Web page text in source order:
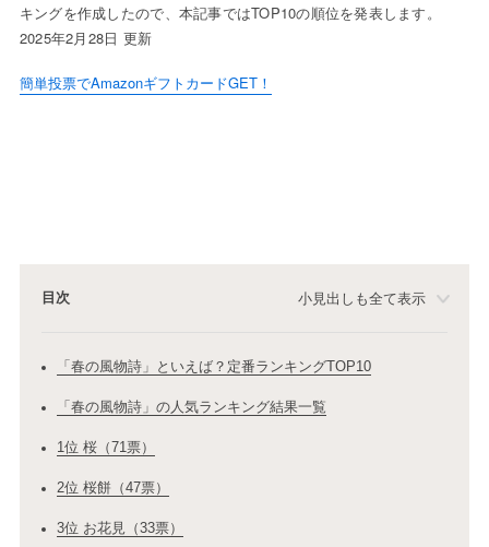
キングを作成したので、本記事ではTOP10の順位を発表します。
2025年2月28日 更新
簡単投票でAmazonギフトカードGET！
目次 小見出しも全て表示
「春の風物詩」といえば？定番ランキングTOP10
「春の風物詩」の人気ランキング結果一覧
1位 桜（71票）
2位 桜餅（47票）
3位 お花見（33票）